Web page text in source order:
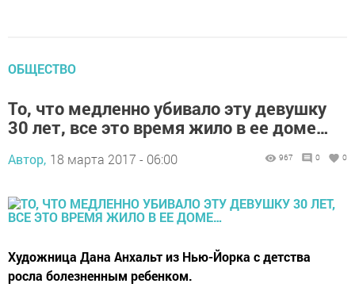
ОБЩЕСТВО
То, что медленно убивало эту девушку
30 лет, все это время жило в ее доме…
Автор, 18 марта 2017 - 06:00 967 0 0
Художница Дана Анхальт из Нью-Йорка с детства
росла болезненным ребенком.